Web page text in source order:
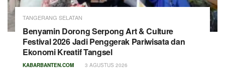
TANGERANG SELATAN
Benyamin Dorong Serpong Art & Culture
Festival 2026 Jadi Penggerak Pariwisata dan
Ekonomi Kreatif Tangsel
KABARBANTEN.COM 3 AGUSTUS 2026